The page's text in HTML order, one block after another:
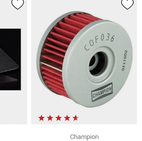
Champion